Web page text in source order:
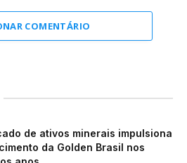
COMENTÁRIO
de ativos minerais impulsiona
da Golden Brasil nos